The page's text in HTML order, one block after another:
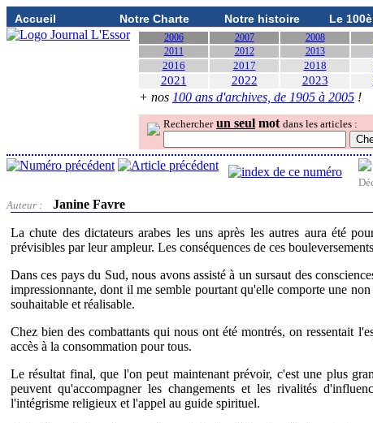
Accueil Notre Charte Notre histoire Le
2006 2007 2008
2011
2012 2013
2016 2017 2018
2021 2022 2023
+ nos 100 ans d'archives, de 1905 à 2005 !
Rechercher un seul mot dans les articles :
Auteur : Janine Favre
La chute des dictateurs arabes les uns après les autres aura été
prévisibles par leur ampleur. Les conséquences de ces
Dans ces pays du Sud, nous avons assisté à un sursaut des
impressionnante, dont il me semble pourtant qu'elle comporte une
souhaitable et réalisable.
Chez bien des combattants qui nous ont été montrés, on ressentait
accès à la consommation pour tous.
Le résultat final, que l'on peut maintenant prévoir, c'est une plus
peuvent qu'accompagner les changements et les rivalités
l'intégrisme religieux et l'appel au guide spirituel.